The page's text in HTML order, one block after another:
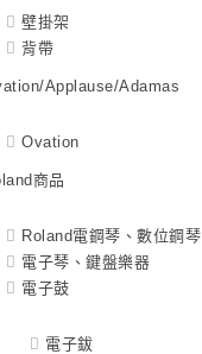
壁掛架
背帶
Applause/Adamas
Ovation
商品
Roland電鋼琴、數位鋼琴
電子琴、鍵盤樂器
電子鼓
電子鈸